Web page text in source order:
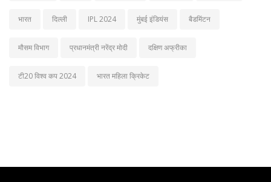
भारत दिल्ली IPL 2024 मुंबई इंडियंस बैडमिंटन
मौसम विभाग प्रधानमंत्री नरेंद्र मोदी दक्षिण अफ्रीका
टी20 विश्व कप 2024 भारत महिला क्रिकेट